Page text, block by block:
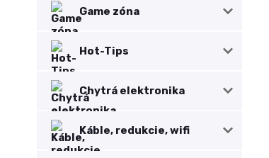
Game zóna
Hot-Tips
Chytrá elektronika
Káble, redukcie, wifi